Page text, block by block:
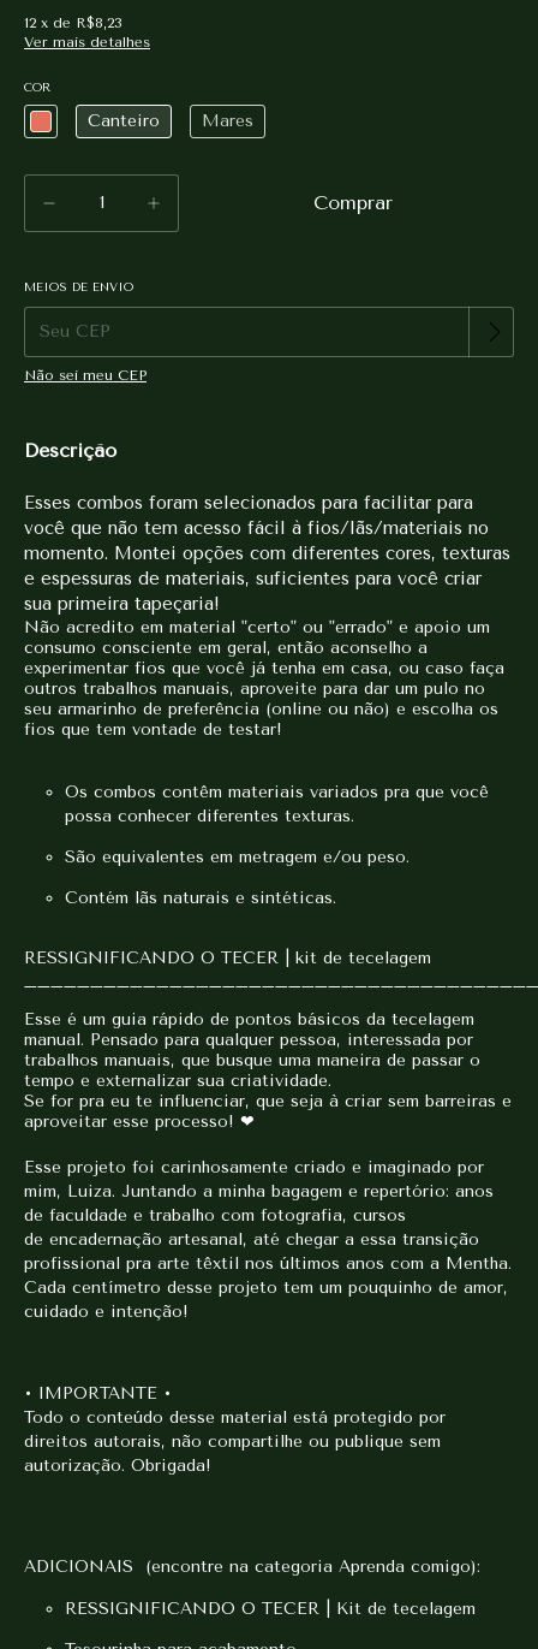
12 x de R$8,23
Ver mais detalhes
COR
Canteiro Mares
Entregas para o CEP:
MEIOS DE ENVIO
Não sei meu CEP
Descrição
Esses combos foram selecionados para facilitar para
você que não tem acesso fácil à fios/lãs/materiais no
momento. Montei opções com diferentes cores, texturas
e espessuras de materiais, suficientes para você criar
sua primeira tapeçaria!
Não acredito em material "certo" ou "errado" e apoio um
consumo consciente em geral, então aconselho a
experimentar fios que você já tenha em casa, ou caso faça
outros trabalhos manuais, aproveite para dar um pulo no
seu armarinho de preferência (online ou não) e escolha os
fios que tem vontade de testar!
Os combos contêm materiais variados pra que você
possa conhecer diferentes texturas.
São equivalentes em metragem e/ou peso.
Contém lãs naturais e sintéticas.
RESSIGNIFICANDO O TECER | kit de tecelagem
Esse é um guia rápido de pontos básicos da tecelagem
manual. Pensado para qualquer pessoa, interessada por
trabalhos manuais, que busque uma maneira de passar o
tempo e externalizar sua criatividade.
Se for pra eu te influenciar, que seja à criar sem barreiras e
aproveitar esse processo! ❤
Esse projeto foi carinhosamente criado e imaginado por
mim, Luiza. Juntando a minha bagagem e repertório: anos
de faculdade e trabalho com fotografia, cursos
de encadernação artesanal, até chegar a essa transição
profissional pra arte têxtil nos últimos anos com a Mentha.
Cada centímetro desse projeto tem um pouquinho de amor,
cuidado e intenção!
• IMPORTANTE •
Todo o conteúdo desse material está protegido por
direitos autorais, não compartilhe ou publique sem
autorização. Obrigada!​
ADICIONAIS (encontre na categoria Aprenda comigo):
RESSIGNIFICANDO O TECER | Kit de tecelagem